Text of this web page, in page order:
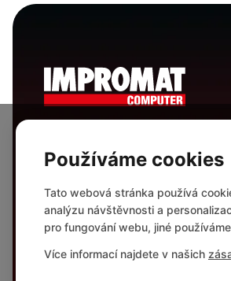
Používáme cookies
Tato webová stránka používá
analýzu návštěvnosti a
pro fungování webu, jiné
Více informací najdete v našich